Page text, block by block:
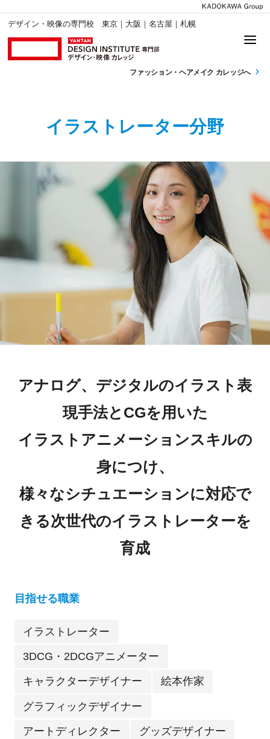
デザイン・映像の専門校 東京｜大阪｜名古屋｜札幌
ファッション・ ヘアメイク カレッジへ
イラストレーター分野
アナログ、デジタルのイラスト表
現手法とCGを用いた
イラストアニメーションスキルの
身につけ、
様々なシチュエーションに対応で
きる次世代のイラストレーターを
育成
目指せる職業
イラストレーター
3DCG・2DCGアニメーター
キャラクターデザイナー 絵本作家
グラフィックデザイナー
アートディレクター グッズデザイナー